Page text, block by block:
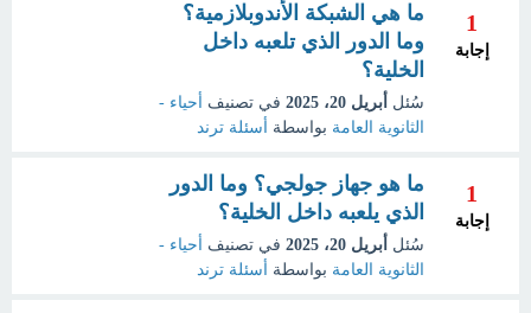
1
إجابة
ما هي الشبكة الأندوبلازمية؟
وما الدور الذي تلعبه داخل
الخلية؟
سُئل أبريل 20، 2025 في تصنيف
أحياء -
الثانوية العامة بواسطة أسئلة ترند
1
إجابة
ما هو جهاز جولجي؟ وما الدور
الذي يلعبه داخل الخلية؟
سُئل أبريل 20، 2025 في تصنيف
أحياء -
الثانوية العامة بواسطة أسئلة ترند